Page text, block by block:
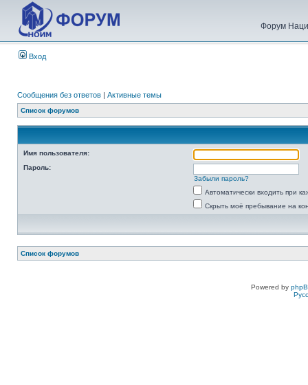
Форум
Вход
Сообщения без ответов | Активные темы
Список форумов
Имя пользователя:
Пароль:
Забыли пароль?
Автоматически входить при
Скрыть моё пребывание на
Список форумов
Powered by